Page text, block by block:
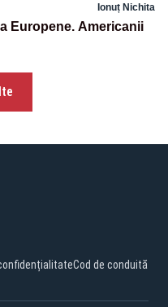
Ionuț Nichita
Europene. Americanii
Cod de conduită